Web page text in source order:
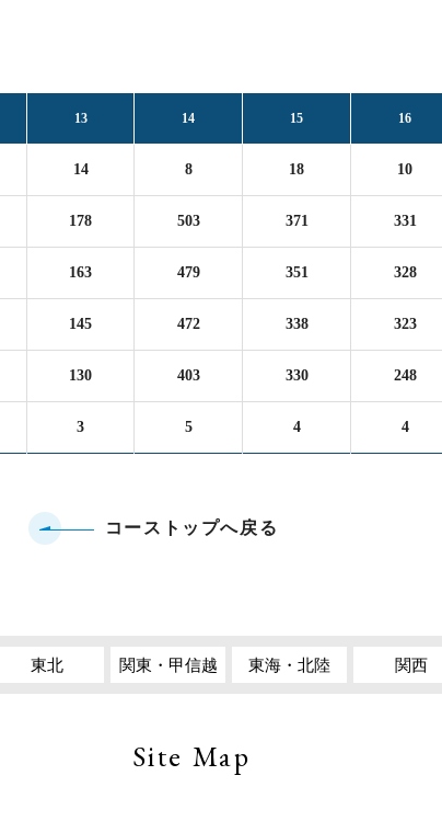
13 14 15 16
14 8 18 10
178 503 371 331
163 479 351 328
145 472 338 323
130 403 330 248
3 5 4 4
コーストップへ戻る
東北 関東・甲信越 東海・北陸 関西
Site Map